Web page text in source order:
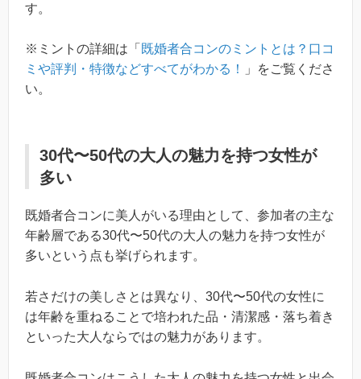
す。
※ミントの詳細は「 既婚者合コンのミントとは？口コ
ミや評判・特徴などすべてがわかる！
」をご覧くださ
い。
30代〜50代の大人の魅力を持つ女性が
多い
既婚者合コンに美人がいる理由として、参加者の主な
年齢層である30代〜50代の大人の魅力を持つ女性が
多いという点も挙げられます。
若さだけの美しさとは異なり、30代〜50代の女性に
は年齢を重ねることで培われた品・清潔感・落ち着き
といった大人ならではの魅力があります。